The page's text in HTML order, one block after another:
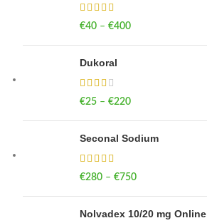
€40 – €400
Dukoral
€25 – €220
Seconal Sodium
€280 – €750
Nolvadex 10/20 mg Online